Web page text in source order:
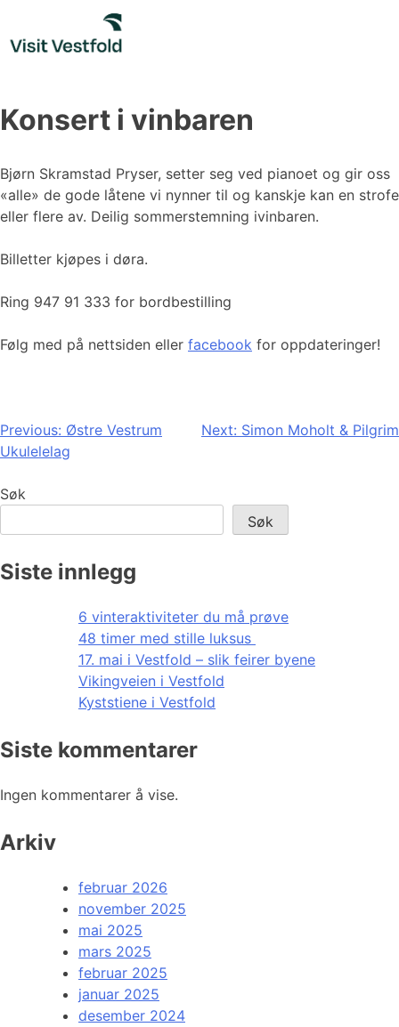
content
Konsert i vinbaren
Bjørn Skramstad Pryser, setter seg ved pianoet og gir oss
«alle» de gode låtene vi nynner til og kanskje kan en strofe
eller flere av. Deilig sommerstemning ivinbaren.
Billetter kjøpes i døra.
Ring 947 91 333 for bordbestilling
Følg med på nettsiden eller facebook for oppdateringer!
Innleggsnavigasjon
Previous: Østre Vestrum
Ukulelelag
Next: Simon Moholt & Pilgrim
Søk
Søk
Siste innlegg
6 vinteraktiviteter du må prøve
48 timer med stille luksus
17. mai i Vestfold – slik feirer byene
Vikingveien i Vestfold
Kyststiene i Vestfold
Siste kommentarer
Ingen kommentarer å vise.
Arkiv
februar 2026
november 2025
mai 2025
mars 2025
februar 2025
januar 2025
desember 2024